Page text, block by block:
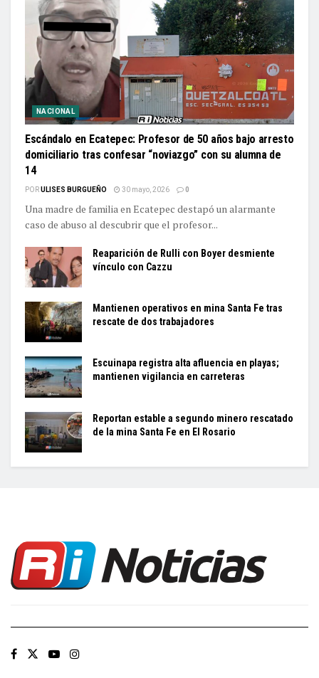
NACIONAL
Escándalo en Ecatepec: Profesor de 50 años bajo arresto
domiciliario tras confesar “noviazgo” con su alumna de
14
PORULISES BURGUEÑO 30 mayo, 2026 0
Una madre de familia en Ecatepec destapó un alarmante
caso de abuso al descubrir que el profesor...
Reaparición de Rulli con Boyer desmiente
vínculo con Cazzu
Mantienen operativos en mina Santa Fe tras
rescate de dos trabajadores
Escuinapa registra alta afluencia en playas;
mantienen vigilancia en carreteras
Reportan estable a segundo minero rescatado
de la mina Santa Fe en El Rosario